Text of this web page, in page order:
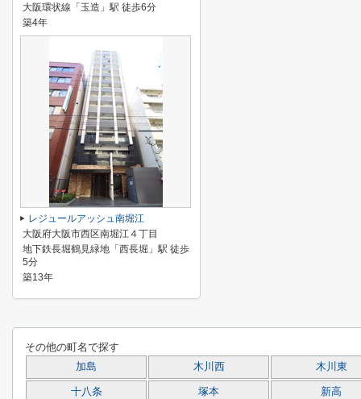
大阪環状線「玉造」駅 徒歩6分
築4年
レジュールアッシュ南堀江
大阪府大阪市西区南堀江４丁目
地下鉄長堀鶴見緑地「西長堀」駅 徒歩
5分
築13年
その他の町名で探す
加島 木川西 木川東
十八条 塚本 新高